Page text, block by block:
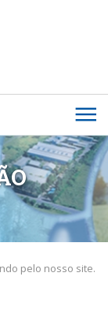
pelo nosso site.